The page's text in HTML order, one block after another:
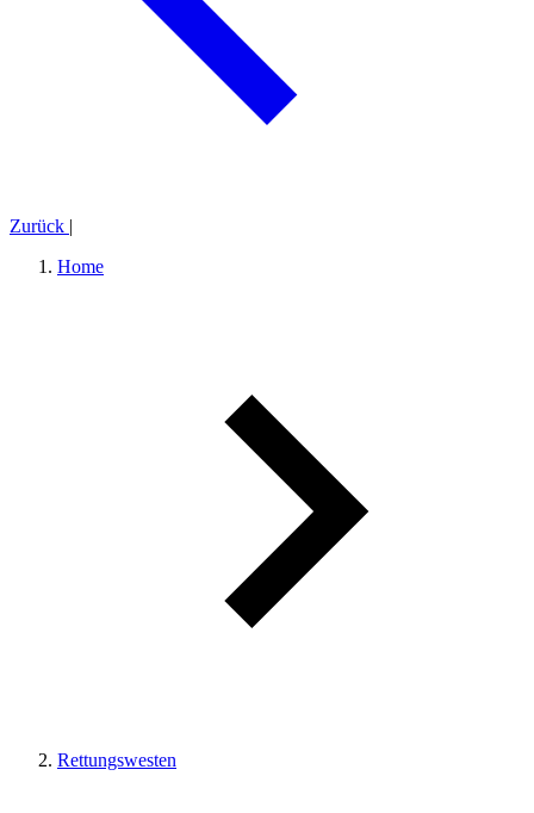
Zurück |
Home
Rettungswesten